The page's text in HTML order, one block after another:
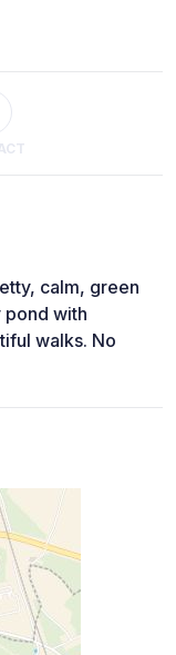
calm, green
pond with
walks. No